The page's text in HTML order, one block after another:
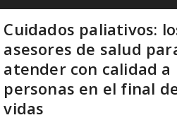
Cuidados paliativos:
asesores de salud
atender con calidad a
personas en el final
vidas